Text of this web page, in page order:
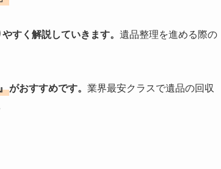
すく解説していきます。 遺品整理を進める際の
がおすすめです。 業界最安クラスで遺品の回収